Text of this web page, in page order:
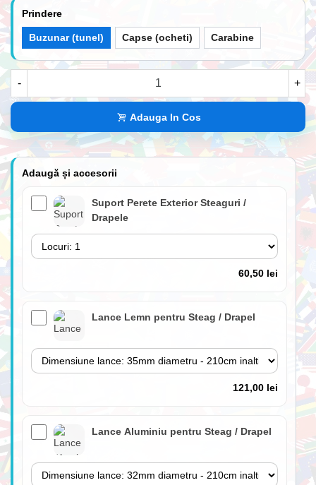
Prindere
Buzunar (tunel) Capse (ocheti) Carabine
- +
Adauga In Cos
Adaugă și accesorii
Suport Perete Exterior Steaguri /
Drapele
60,50 lei
Lance Lemn pentru Steag / Drapel
121,00 lei
Lance Aluminiu pentru Steag / Drapel